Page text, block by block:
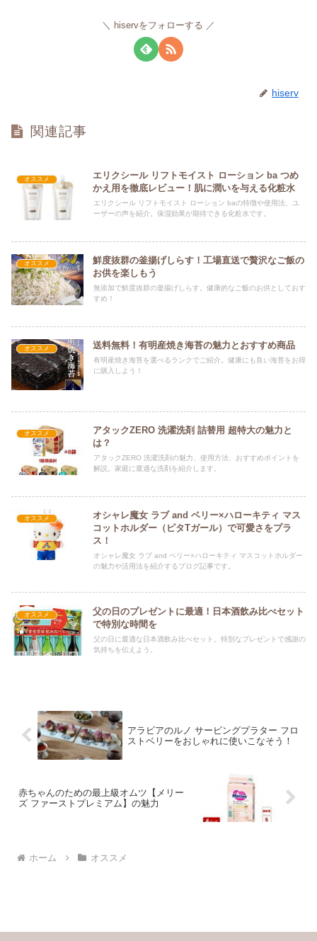
hiservをフォローする
hiserv
関連記事
オススメ
エリクシール リフトモイスト ローション ba つめ
かえ用を徹底レビュー！肌に潤いを与える化粧水
エリクシール リフトモイスト ローション baの特徴や使用法、ユ
ーザーの声を紹介。保湿効果が期待できる化粧水です。
オススメ
鮮度抜群の釜揚げしらす！工場直送で贅沢なご飯の
お供を楽しもう
無添加で鮮度抜群の釜揚げしらす。健康的なご飯のお供としておす
すめ！
オススメ 送料無料！有明産焼き海苔の魅力とおすすめ商品
有明産焼き海苔を選べるランクでご紹介。健康にも良い海苔をお得
に購入しよう！
オススメ
アタックZERO 洗濯洗剤 詰替用 超特大の魅力と
は？
アタックZERO 洗濯洗剤の魅力、使用方法、おすすめポイントを
解説。家庭に最適な洗剤を紹介します。
オススメ
オシャレ魔女 ラブ and ベリー×ハローキティ マス
コットホルダー（ピタTガール）で可愛さをプラ
ス！
オシャレ魔女 ラブ and ベリー×ハローキティ マスコットホルダー
の魅力や活用法を紹介するブログ記事です。
オススメ
父の日のプレゼントに最適！日本酒飲み比べセット
で特別な時間を
父の日に最適な日本酒飲み比べセット。特別なプレゼントで感謝の
気持ちを伝えよう。
アラビアのルノ サービングプラター フロ
ストベリーをおしゃれに使いこなそう！
赤ちゃんのための最上級オムツ【メリー
ズ ファーストプレミアム】の魅力
ホーム オススメ